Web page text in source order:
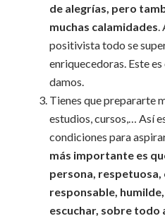
de alegrías, pero
muchas calamidades.
positivista todo se
enriquecedoras. Este
damos.
Tienes que prepararte
estudios, cursos,… Así
condiciones para
más importante es
persona, respetuosa,
responsable,
escuchar, sobre todo